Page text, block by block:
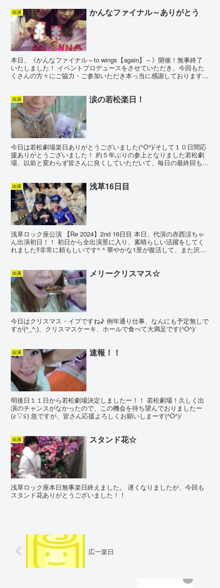
出演 かんなファイナル～ありがとう
本日、《かんなファイナル～to wings【again】～》開催！無事終了
いたしました！ イベントプロデュースをさせていただき、今回もた
くさんの方々にご協力・ご参加いただき本っ当に感謝しております！
出演 涙の若松楽日！
今日は若松劇場楽日ありがとうございました(^O^)/そして１０日間応
援ありがとうございました！ 約５年ぶりの参上となりました若松劇
場、以前と変わらず皆さんに良くしていただいて、毎日の最終回も一
出演 浅草16日目
浅草ロック座公演 【Re 2024】2nd 16日目 本日、代演の赤西涼ちゃ
ん出演初日！！ 初日から全出演景に入り、素晴らしい活躍をしてく
れました‼︎非常に頼もしいです^ ^ 華やかな1景が復活して、また沢山
出演 メリークリスマス☆
今日はクリスマス・イブですね♪ 例年通り仕事、なんにも予定無しで
すが(^_^;)、クリスマスケーキ、ホールで食べて大満足です(^O^)/
出演 速報！！
明後日１１日から若松劇場決定しましたー！！ 若松劇場！久しく出
演のチャンスがなかったので、この機会を待ち望んでおりましたー
(≧▽≦) 急ですが、皆さん応援よろしくお願いしまーす(^O^)/
出演 スタンド花☆
浅草ロック座本日無事楽日終えました。 遅くなりましたが、今回も
スタンド花ありがとうございました！！
広一楽日